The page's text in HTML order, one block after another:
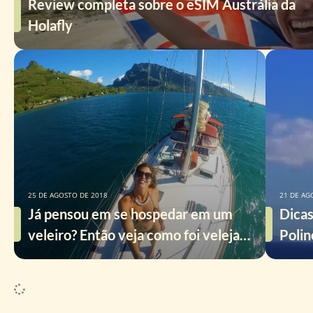
Review completa sobre o eSIM Austrália da
Holafly
Já pensou em se hospedar em um
veleiro? Então veja como foi velejar
na Polinésia!
25 DE AGOSTO DE 2018 21 DE